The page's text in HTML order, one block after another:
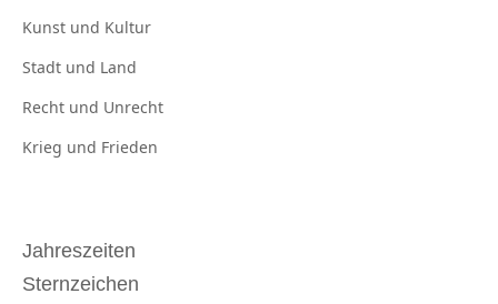
Kunst und Kultur
Stadt und Land
Recht und Unrecht
Krieg und Frieden
Jahreszeiten
Sternzeichen